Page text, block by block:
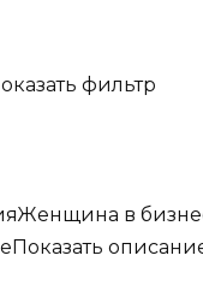
фильтр
Женщина в
Показать